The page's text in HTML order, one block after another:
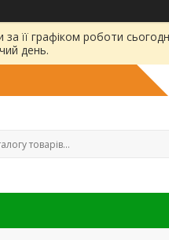
її графіком роботи
день.